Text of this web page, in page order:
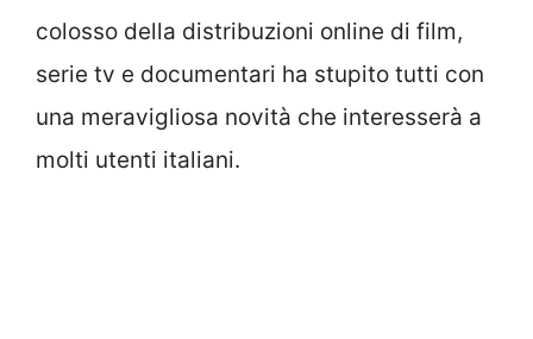
colosso della distribuzioni online di film,
serie tv e documentari ha stupito tutti con
una meravigliosa novità che interesserà a
molti utenti italiani.